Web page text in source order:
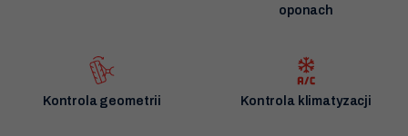
oponach
Kontrola geometrii Kontrola klimatyzacji